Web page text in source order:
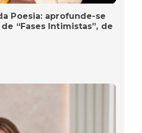
Poesia: aprofunde-se
“Fases Intimistas”, de